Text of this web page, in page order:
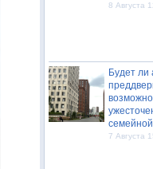
8 Августа
Будет ли
7 Августа